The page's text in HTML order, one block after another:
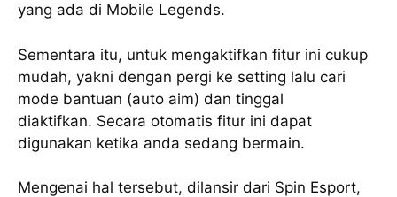
yang ada di Mobile Legends.
Sementara itu, untuk mengaktifkan fitur ini cukup
mudah, yakni dengan pergi ke setting lalu cari
mode bantuan (auto aim) dan tinggal
diaktifkan. Secara otomatis fitur ini dapat
digunakan ketika anda sedang bermain.
Mengenai hal tersebut, dilansir dari Spin Esport,